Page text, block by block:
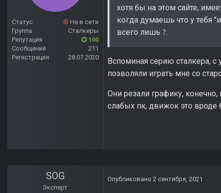
Статус
Не в сети
Группа
Сталкеры
Репутация
100
Сообщений
211
Регистрация
28.07.2020
хотя бы на этом сайте,
когда думаешь что у тебя
всего лишь ?.
Вспоминая серию сталкера,
позволяли играть мне со
Они резали графику,
слабых пк, движок это вроде
SOG
Эксперт
Опубликовано 2 сентября, 2021